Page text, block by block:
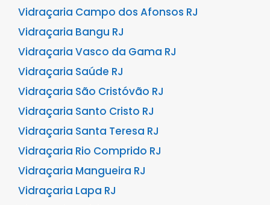
Vidraçaria Campo dos Afonsos RJ
Vidraçaria Bangu RJ
Vidraçaria Vasco da Gama RJ
Vidraçaria Saúde RJ
Vidraçaria São Cristóvão RJ
Vidraçaria Santo Cristo RJ
Vidraçaria Santa Teresa RJ
Vidraçaria Rio Comprido RJ
Vidraçaria Mangueira RJ
Vidraçaria Lapa RJ